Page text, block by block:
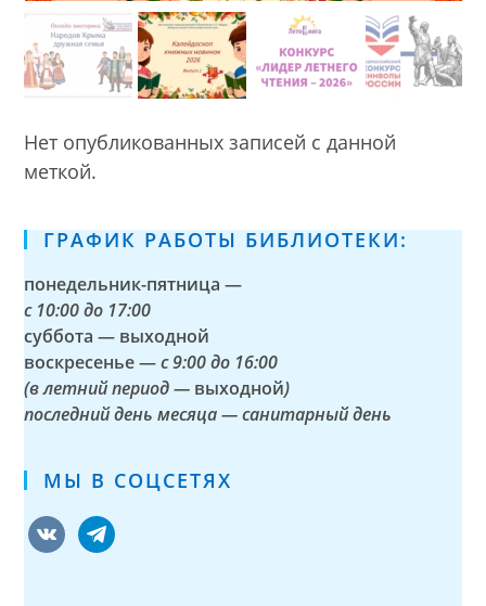
Нет опубликованных записей с данной
меткой.
ГРАФИК РАБОТЫ БИБЛИОТЕКИ:
понедельник-пятница —
с 10:00 до 17:00
суббота — выходной
воскресенье —с 9:00 до 16:00
(в летний период — выходной)
последний день месяца — санитарный день
МЫ В СОЦСЕТЯХ
vkontaktetelegram